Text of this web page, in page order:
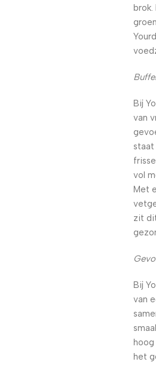
brok.
Buffel
Bij
van
vol
Met
zit
Bij
van
het